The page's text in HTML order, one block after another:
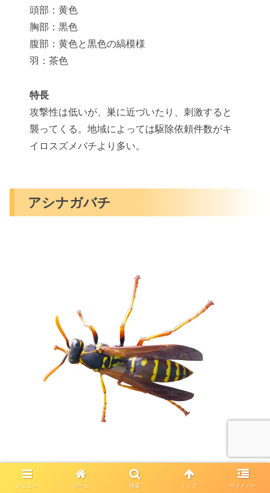
頭部：黄色
胸部：黒色
腹部：黄色と黒色の縞模様
羽：茶色
特長
攻撃性は低いが、巣に近づいたり、刺激すると
襲ってくる。地域によっては駆除依頼件数がキ
イロスズメバチより多い。
アシナガバチ
見た目
メニュー ホーム 検索 トップ サイドバー